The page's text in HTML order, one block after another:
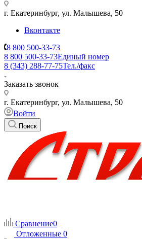
г. Екатеринбург, ул. Малышева, 50
Вконтакте
8 800 500-33-73
8 800 500-33-73Единый номер
8 (343) 288-77-75Тел./факс
Заказать звонок
г. Екатеринбург, ул. Малышева, 50
Войти
Поиск
Сравнение0
Отложенные 0